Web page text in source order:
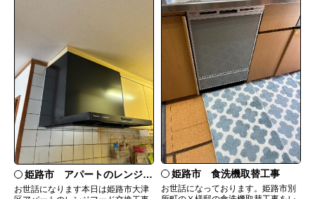
姫路市 アパートのレンジフード交換
お世話になります本日は姫路市大津
姫路市 食洗機取替工事
お世話になっております。姫路市別